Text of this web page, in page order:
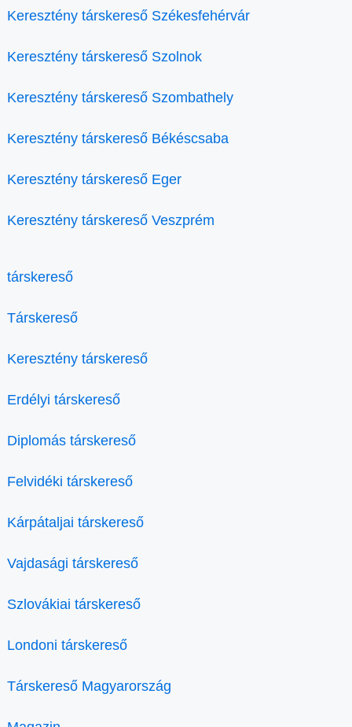
Keresztény társkereső Székesfehérvár
Keresztény társkereső Szolnok
Keresztény társkereső Szombathely
Keresztény társkereső Békéscsaba
Keresztény társkereső Eger
Keresztény társkereső Veszprém
társkereső
Társkereső
Keresztény társkereső
Erdélyi társkereső
Diplomás társkereső
Felvidéki társkereső
Kárpátaljai társkereső
Vajdasági társkereső
Szlovákiai társkereső
Londoni társkereső
Társkereső Magyarország